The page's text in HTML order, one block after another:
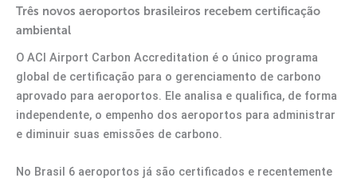
Três novos aeroportos brasileiros recebem certificação
ambiental
O ACI Airport Carbon Accreditation é o único programa
global de certificação para o gerenciamento de carbono
aprovado para aeroportos. Ele analisa e qualifica, de forma
independente, o empenho dos aeroportos para administrar
e diminuir suas emissões de carbono.
No Brasil 6 aeroportos já são certificados e recentemente